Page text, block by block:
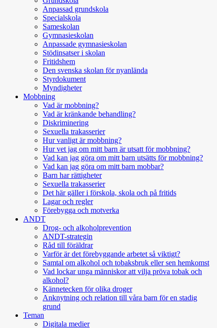
Anpassad grundskola
Specialskola
Sameskolan
Gymnasieskolan
Anpassade gymnasieskolan
Stödinsatser i skolan
Fritidshem
Den svenska skolan för nyanlända
Styrdokument
Myndigheter
Mobbning
Vad är mobbning?
Vad är kränkande behandling?
Diskriminering
Sexuella trakasserier
Hur vanligt är mobbning?
Hur vet jag om mitt barn är utsatt för mobbning?
Vad kan jag göra om mitt barn utsätts för mobbning?
Vad kan jag göra om mitt barn mobbar?
Barn har rättigheter
Sexuella trakasserier
Det här gäller i förskola, skola och på fritids
Lagar och regler
Förebygga och motverka
ANDT
Drog- och alkoholprevention
ANDT-strategin
Råd till föräldrar
Varför är det förebyggande arbetet så viktigt?
Samtal om alkohol och tobaksbruk eller sen hemkomst
Vad lockar unga människor att vilja pröva tobak och
alkohol?
Kännetecken för olika droger
Anknytning och relation till våra barn för en stadig
grund
Teman
Digitala medier